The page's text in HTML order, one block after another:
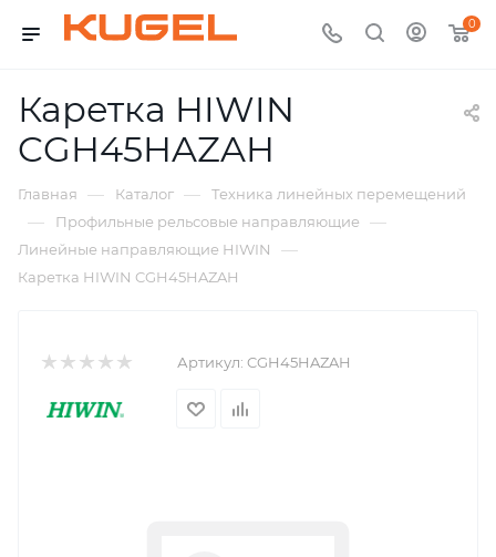
0
Каретка HIWIN
CGH45HAZAH
Главная — Каталог — Техника линейных перемещений
— Профильные рельсовые направляющие —
Линейные направляющие HIWIN —
Каретка HIWIN CGH45HAZAH
Артикул: CGH45HAZAH